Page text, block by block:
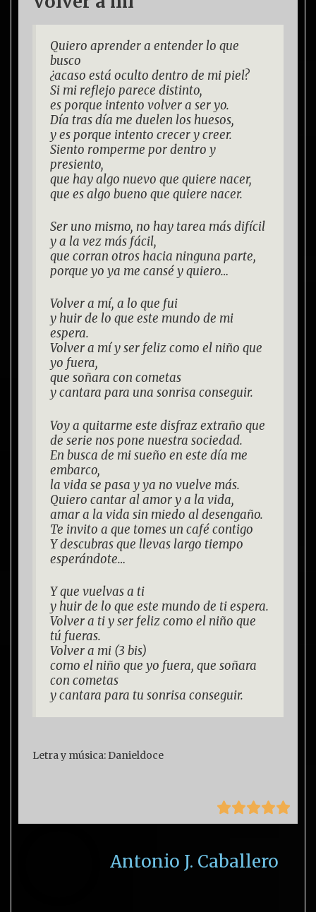
Quiero aprender a entender lo que
busco
¿acaso está oculto dentro de mi piel?
Si mi reflejo parece distinto,
es porque intento volver a ser yo.
Día tras día me duelen los huesos,
y es porque intento crecer y creer.
Siento romperme por dentro y
presiento,
que hay algo nuevo que quiere nacer,
que es algo bueno que quiere nacer.
Ser uno mismo, no hay tarea más difícil
y a la vez más fácil,
que corran otros hacia ninguna parte,
porque yo ya me cansé y quiero…
Volver a mí, a lo que fui
y huir de lo que este mundo de mi
espera.
Volver a mí y ser feliz como el niño que
yo fuera,
que soñara con cometas
y cantara para una sonrisa conseguir.
Voy a quitarme este disfraz extraño que
de serie nos pone nuestra sociedad.
En busca de mi sueño en este día me
embarco,
la vida se pasa y ya no vuelve más.
Quiero cantar al amor y a la vida,
amar a la vida sin miedo al desengaño.
Te invito a que tomes un café contigo
Y descubras que llevas largo tiempo
esperándote…
Y que vuelvas a ti
y huir de lo que este mundo de ti espera.
Volver a ti y ser feliz como el niño que
tú fueras.
Volver a mi (3 bis)
como el niño que yo fuera, que soñara
con cometas
y cantara para tu sonrisa conseguir.
Letra y música: Danieldoce

Antonio J. Caballero